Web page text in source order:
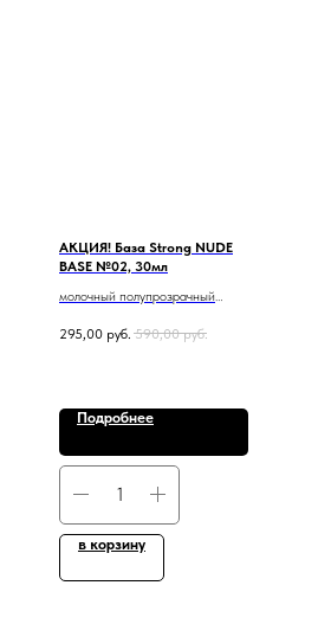
АКЦИЯ! База Strong NUDE
BASE №02, 30мл
молочный полупрозрачный
295,00 руб. 590,00 руб.
Подробнее
в корзину